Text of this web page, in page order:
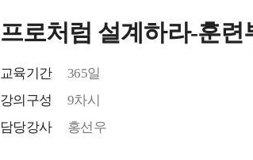
프로처럼 설계하라-훈련
교육기간
365일
강의구성
9차시
담당강사
홍선우